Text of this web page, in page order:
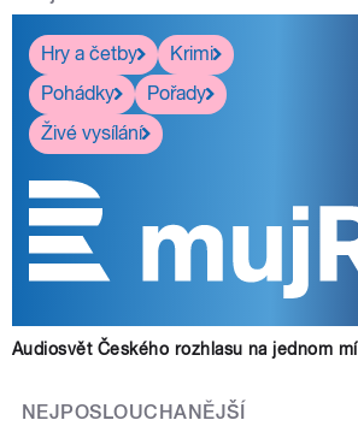
Hry a četby
Krimi
Pohádky
Pořady
Živé vysílání
Audiosvět Českého rozhlasu na jednom
NEJPOSLOUCHANĚJŠÍ